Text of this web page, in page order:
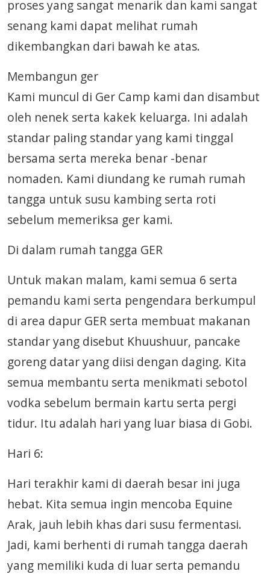
proses yang sangat menarik dan kami sangat
senang kami dapat melihat rumah
dikembangkan dari bawah ke atas.
Membangun ger
Kami muncul di Ger Camp kami dan disambut
oleh nenek serta kakek keluarga. Ini adalah
standar paling standar yang kami tinggal
bersama serta mereka benar -benar
nomaden. Kami diundang ke rumah rumah
tangga untuk susu kambing serta roti
sebelum memeriksa ger kami.
Di dalam rumah tangga GER
Untuk makan malam, kami semua 6 serta
pemandu kami serta pengendara berkumpul
di area dapur GER serta membuat makanan
standar yang disebut Khuushuur, pancake
goreng datar yang diisi dengan daging. Kita
semua membantu serta menikmati sebotol
vodka sebelum bermain kartu serta pergi
tidur. Itu adalah hari yang luar biasa di Gobi.
Hari 6:
Hari terakhir kami di daerah besar ini juga
hebat. Kita semua ingin mencoba Equine
Arak, jauh lebih khas dari susu fermentasi.
Jadi, kami berhenti di rumah tangga daerah
yang memiliki kuda di luar serta pemandu